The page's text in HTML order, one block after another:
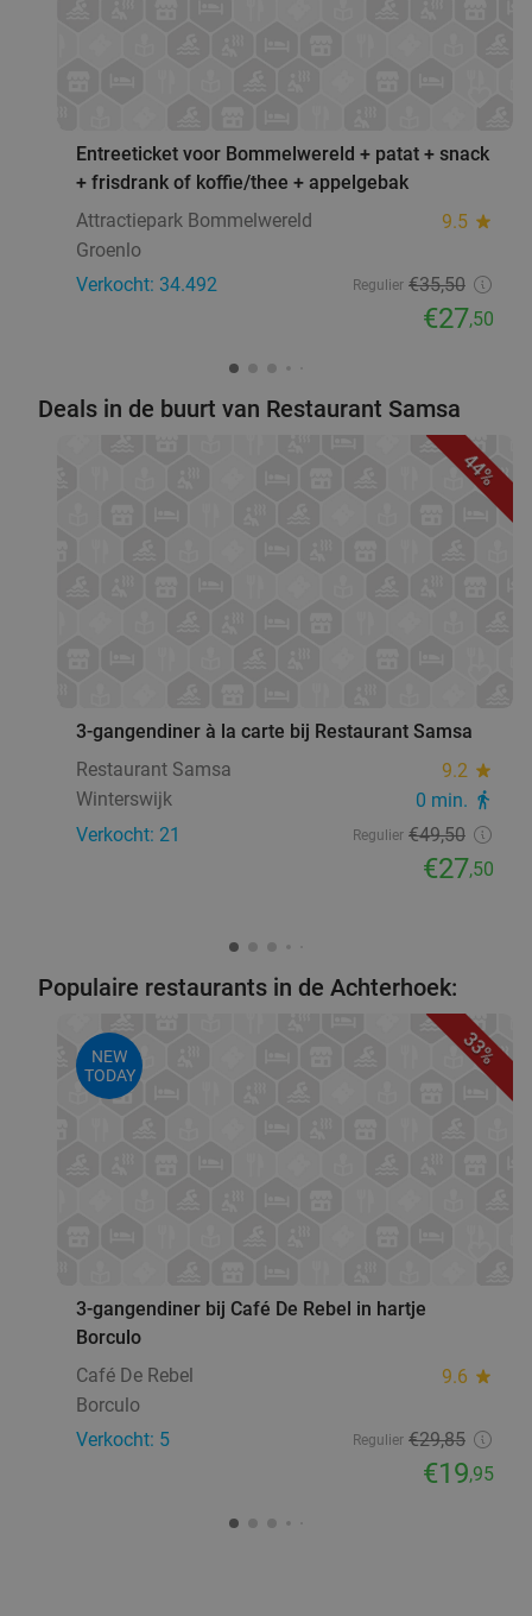
Entreeticket voor Bommelwereld + patat + snack
+ frisdrank of koffie/thee + appelgebak
Attractiepark Bommelwereld
9.5 star
Groenlo
Verkocht: 34.492
Regulier €35,50
€27,50
Deals in de buurt van Restaurant Samsa
44%
3-gangendiner à la carte bij Restaurant Samsa
Restaurant Samsa
9.2 star
Winterswijk 0 min. directions_walk
Verkocht: 21 Regulier €49,50
€27,50
Populaire restaurants in de Achterhoek:
33%
NEW
TODAY
3-gangendiner bij Café De Rebel in hartje
Borculo
Café De Rebel
9.6 star
Borculo
Verkocht: 5
Regulier €29,85
€19,95